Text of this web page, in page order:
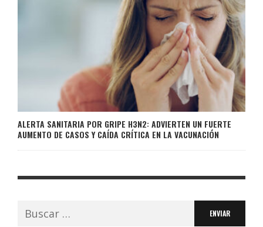
ALERTA SANITARIA POR GRIPE H3N2: ADVIERTEN UN FUERTE
AUMENTO DE CASOS Y CAÍDA CRÍTICA EN LA VACUNACIÓN
Buscar: